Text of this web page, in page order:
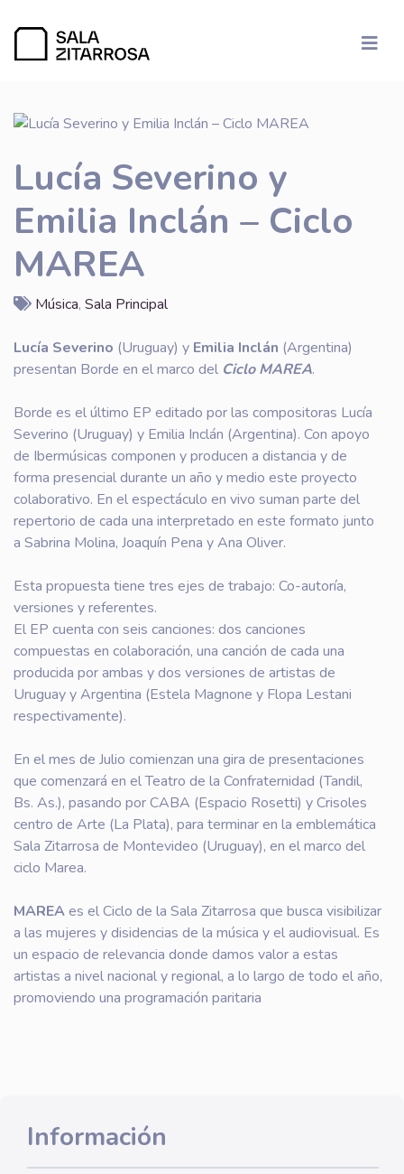
Lucía Severino y
Emilia Inclán – Ciclo
MAREA
Música, Sala Principal
Lucía Severino (Uruguay) y Emilia Inclán (Argentina)
presentan Borde en el marco del Ciclo MAREA.
Borde es el último EP editado por las compositoras Lucía
Severino (Uruguay) y Emilia Inclán (Argentina). Con apoyo
de Ibermúsicas componen y producen a distancia y de
forma presencial durante un año y medio este proyecto
colaborativo. En el espectáculo en vivo suman parte del
repertorio de cada una interpretado en este formato junto
a Sabrina Molina, Joaquín Pena y Ana Oliver.
Esta propuesta tiene tres ejes de trabajo: Co-autoría,
versiones y referentes.
El EP cuenta con seis canciones: dos canciones
compuestas en colaboración, una canción de cada una
producida por ambas y dos versiones de artistas de
Uruguay y Argentina (Estela Magnone y Flopa Lestani
respectivamente).
En el mes de Julio comienzan una gira de presentaciones
que comenzará en el Teatro de la Confraternidad (Tandil,
Bs. As.), pasando por CABA (Espacio Rosetti) y Crisoles
centro de Arte (La Plata), para terminar en la emblemática
Sala Zitarrosa de Montevideo (Uruguay), en el marco del
ciclo Marea.
MAREAes el Ciclo de la Sala Zitarrosa que busca visibilizar
a las mujeres y disidencias de la música y el audiovisual. Es
un espacio de relevancia donde damos valor a estas
artistas a nivel nacional y regional, a lo largo de todo el año,
promoviendo una programación paritaria
Información